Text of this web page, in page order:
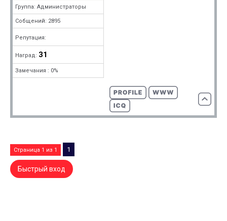
Группа: Администраторы
Собщений: 2895
Репутация:
Наград: 31
Замечания : 0%
Страница 1 из 1 1